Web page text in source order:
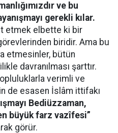
ve bu
gerekli kılar.
etmek elbette ki bir
biridir. Ama bu
etmesinler, bütün
davranılması şarttır.
verimli ve
de esasen İslâm ittifakı
Bediüzzaman,
büyük farz vazîfesi”
görür.